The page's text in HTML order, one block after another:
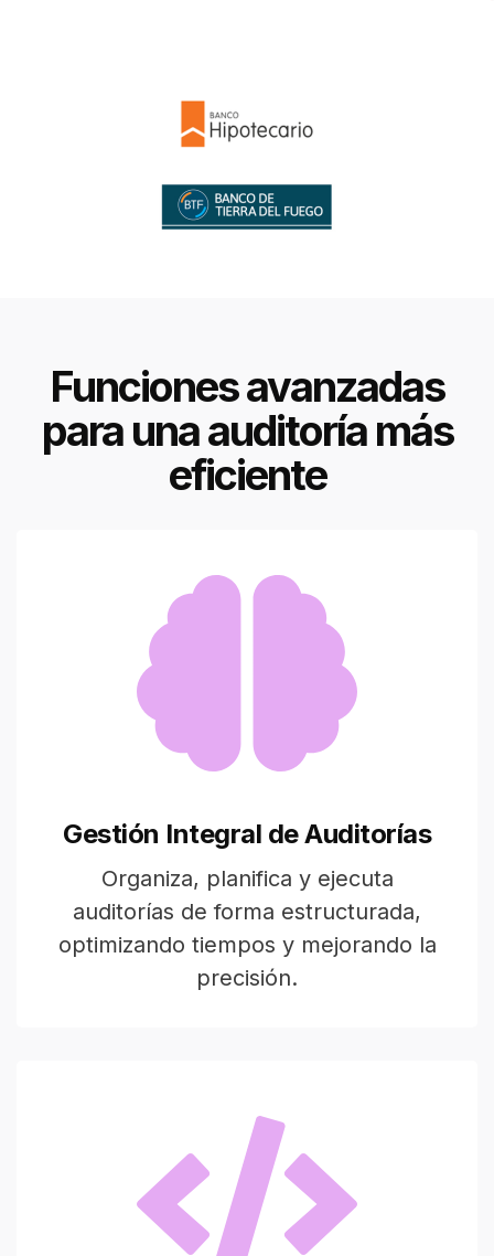
Funciones avanzadas
para una auditoría más
eficiente
Gestión Integral de Auditorías
Organiza, planifica y ejecuta
auditorías de forma estructurada,
optimizando tiempos y mejorando la
precisión.